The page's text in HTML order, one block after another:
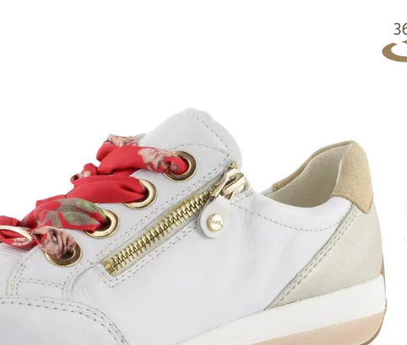
Přes Google